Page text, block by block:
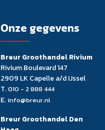
Onze gegevens
Breur Groothandel Rivium
Rivium Boulevard 147
2909 LK Capelle a/d IJssel
T.010 - 2 888 444
E. info@breur.nl
Breur Groothandel Den